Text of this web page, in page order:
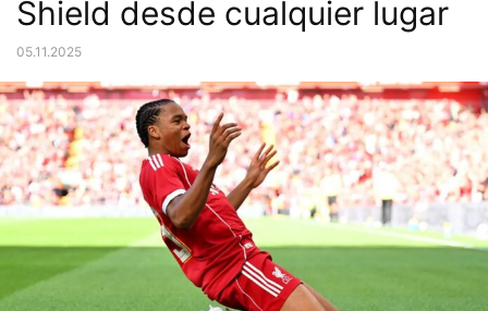
Shield desde cualquier lugar
05.11.2025